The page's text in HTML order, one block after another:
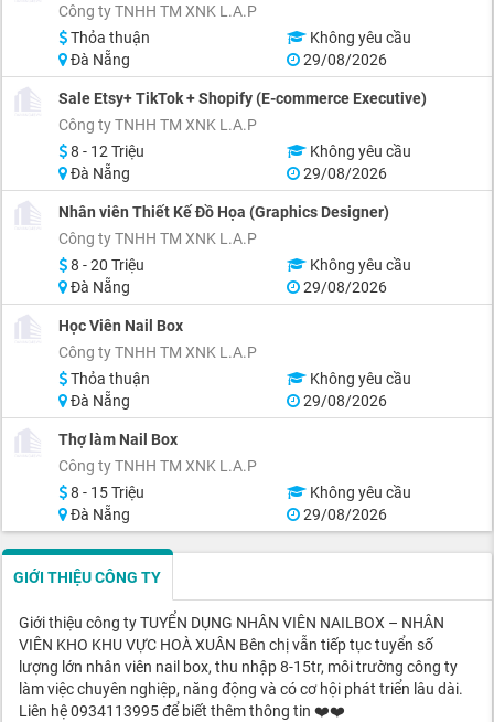
Công ty TNHH TM XNK L.A.P
Thỏa thuận
Không yêu cầu
Đà Nẵng
29/08/2026
Sale Etsy+ TikTok + Shopify (E-commerce Executive)
Công ty TNHH TM XNK L.A.P
8 - 12 Triệu
Không yêu cầu
Đà Nẵng
29/08/2026
Nhân viên Thiết Kế Đồ Họa (Graphics Designer)
Công ty TNHH TM XNK L.A.P
8 - 20 Triệu
Không yêu cầu
Đà Nẵng
29/08/2026
Học Viên Nail Box
Công ty TNHH TM XNK L.A.P
Thỏa thuận
Không yêu cầu
Đà Nẵng
29/08/2026
Thợ làm Nail Box
Công ty TNHH TM XNK L.A.P
8 - 15 Triệu
Không yêu cầu
Đà Nẵng
29/08/2026
GIỚI THIỆU CÔNG TY
Giới thiệu công ty TUYỂN DỤNG NHÂN VIÊN NAILBOX – NHÂN
VIÊN KHO KHU VỰC HOÀ XUÂN Bên chị vẫn tiếp tục tuyển số
lượng lớn nhân viên nail box, thu nhập 8-15tr, môi trường công ty
làm việc chuyên nghiệp, năng động và có cơ hội phát triển lâu dài.
Liên hệ 0934113995 để biết thêm thông tin ❤️❤️